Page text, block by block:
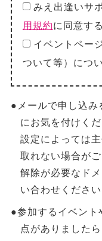
みえ出逢いサ
用規約に同意する
イベントペー
ついて等）につ
●メールで申し込み
にお気を付けくだ
設定によっては
取れない場合がご
解除が必要なド
い合わせください
●参加するイベント
点がありました